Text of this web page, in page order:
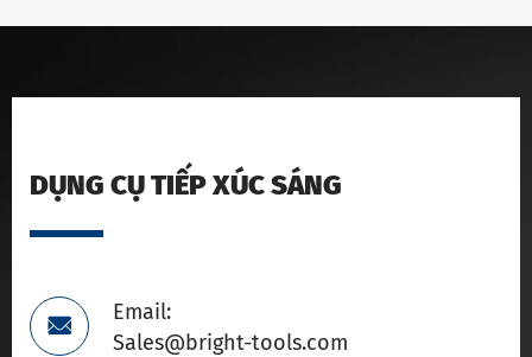
DỤNG CỤ TIẾP XÚC SÁNG

Email:
Sales@bright-tools.com